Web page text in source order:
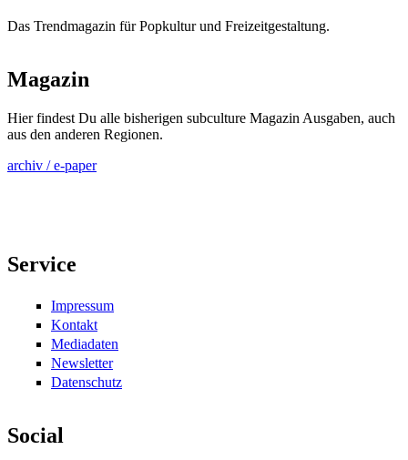
Das Trendmagazin für Popkultur und Freizeitgestaltung.
Magazin
Hier findest Du alle bisherigen subculture Magazin Ausgaben, auch
aus den anderen Regionen.
archiv / e-paper
Service
Impressum
Kontakt
Mediadaten
Newsletter
Datenschutz
Social